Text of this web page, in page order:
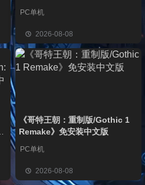
PC单机
2026-08-08
《哥特王朝：重制版/Gothic 1
Remake》免安装中文版
PC单机
2026-08-08